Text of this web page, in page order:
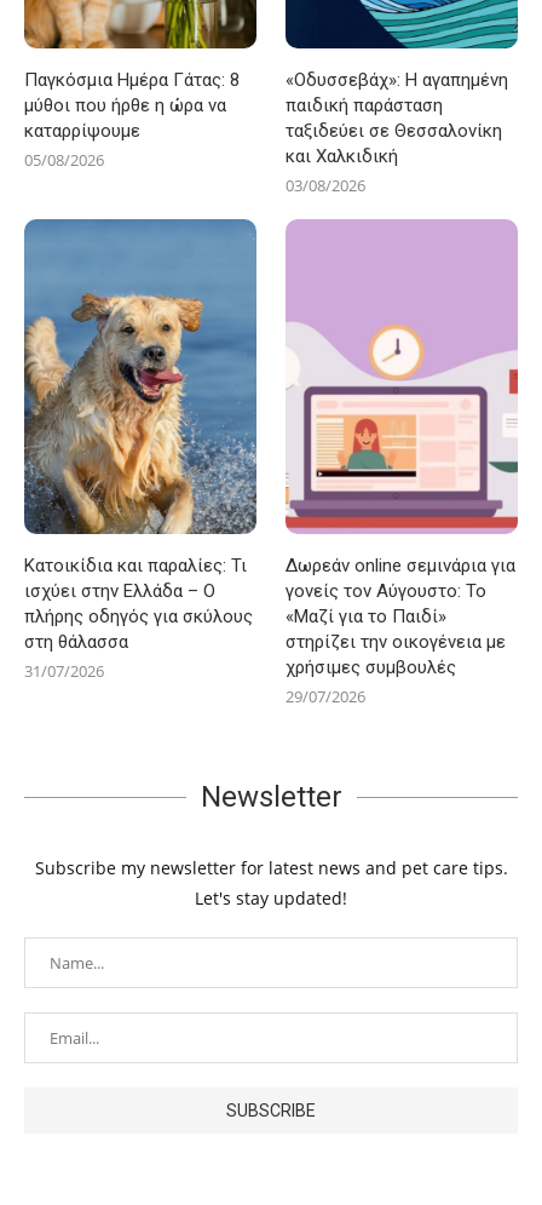
Παγκόσμια Ημέρα Γάτας: 8
μύθοι που ήρθε η ώρα να
καταρρίψουμε
05/08/2026
«Οδυσσεβάχ»: Η αγαπημένη
παιδική παράσταση
ταξιδεύει σε Θεσσαλονίκη
και Χαλκιδική
03/08/2026
Κατοικίδια και παραλίες: Τι
ισχύει στην Ελλάδα – Ο
πλήρης οδηγός για σκύλους
στη θάλασσα
31/07/2026
Δωρεάν online σεμινάρια για
γονείς τον Αύγουστο: Το
«Μαζί για το Παιδί»
στηρίζει την οικογένεια με
χρήσιμες συμβουλές
29/07/2026
Newsletter
Subscribe my newsletter for latest news and pet care tips.
Let's stay updated!